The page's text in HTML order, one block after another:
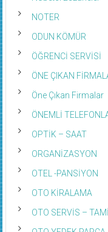
NOTER
ODUN KÖMÜR
ÖĞRENCİ SERVİSİ
ÖNE ÇIKAN
Öne Çıkan Firmalar
ÖNEMLİ
OPTİK – SAAT
ORGANİZASYON
OTEL -PANSİYON
OTO KİRALAMA
OTO SERVİS –